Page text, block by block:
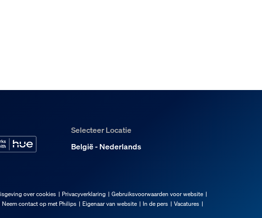
Selecteer Locatie
België - Nederlands
over cookies Privacyverklaring
Gebruiksvoorwaarden voor website
Neem contact op met Philips Eigenaar van website In de pers
Vacatures